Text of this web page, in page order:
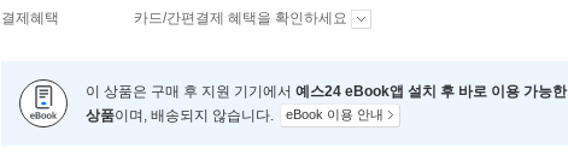
결제혜택 카드/간편결제 혜택을 확인하세요
이 상품은 구매 후 지원 기기에서 예스24 eBook앱 설치 후 바로 이용 가능한
상품이며, 배송되지 않습니다. eBook 이용 안내